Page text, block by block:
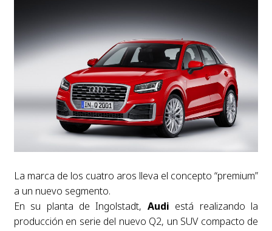
La marca de los cuatro aros lleva el concepto “premium”
a un nuevo segmento.
En su planta de Ingolstadt, Audi está realizando la
producción en serie del nuevo Q2, un SUV compacto de